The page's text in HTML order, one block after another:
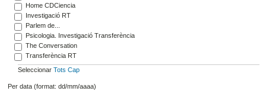
Home CDCiencia
Investigació RT
Parlem de...
Psicologia. Investigació Transferència
The Conversation
Transferència RT
Seleccionar Tots Cap
Per data (format: dd/mm/aaaa)